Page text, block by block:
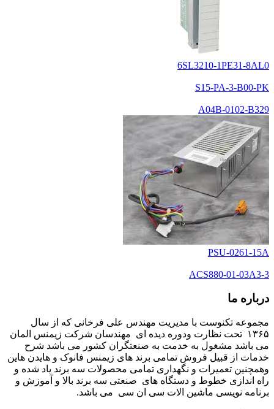
6SL3210-1PE31-8AL0
S15-PA-3-B00-PK
A04B-0102-B329
PSU-0261-15A
ACS880-01-03A3-3
درباره ما
مجموعه تکنوست با مدیریت مهندس علی فرخانی که از سال
۱۳۶۵ تحت نظارت ودوره دیده ای مهندسان شرکت زیمنس المان
می باشد مشغول به خدمت به صنعتگران کشور می باشد شرح
خدمات از قبیل فروش تمامی برند های زیمنس فانوک و هایدن هاین
وهمچنین تعمیرات و نگهداری تمامی محصولات سه برند یاد شده و
راه اندازی خطوط و دستگاه های صنعتی سه برند بالا و آموزش و
برنامه نویسی ماشین الات سی ان سی می باشد.